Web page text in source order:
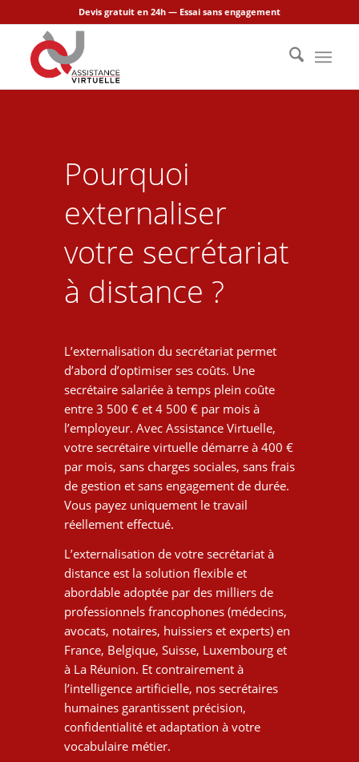
Devis gratuit en 24h — Essai sans engagement
Pourquoi
externaliser
votre secrétariat
à distance ?
L’externalisation du secrétariat permet
d’abord d’optimiser ses coûts. Une
secrétaire salariée à temps plein coûte
entre 3 500 € et 4 500 € par mois à
l’employeur. Avec Assistance Virtuelle,
votre secrétaire virtuelle démarre à 400 €
par mois, sans charges sociales, sans frais
de gestion et sans engagement de durée.
Vous payez uniquement le travail
réellement effectué.
L’externalisation de votre secrétariat à
distance est la solution flexible et
abordable adoptée par des milliers de
professionnels francophones (médecins,
avocats, notaires, huissiers et experts) en
France, Belgique, Suisse, Luxembourg et
à La Réunion. Et contrairement à
l’intelligence artificielle, nos secrétaires
humaines garantissent précision,
confidentialité et adaptation à votre
vocabulaire métier.